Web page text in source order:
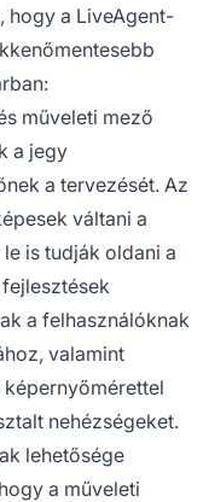
hogy a LiveAgent-
műveleti mező
a jegy
a tervezését. Az
váltani a
is tudják oldani a
a felhasználóknak
valamint
nehézségeket.
lehetősége
a műveleti